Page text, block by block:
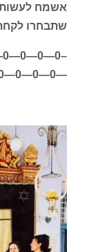
אשמח לעשות
שתבחרו
—0—0—0—0—0—0—0—0–